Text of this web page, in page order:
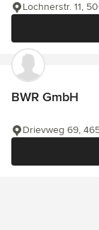
Lochnerstr. 11,
BWR GmbH
Drievweg 69,